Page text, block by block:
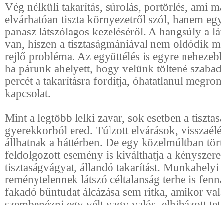
Vég nélküli takarítás, súrolás, portörlés, ami
elvárhatóan tiszta környezetről szól, hanem
panasz látszólagos kezeléséről. A hangsúly a
van, hiszen a tisztaságmániával nem oldódik
rejlő probléma. Az együttélés is egyre
ha párunk ahelyett, hogy velünk töltené
percét a takarításra fordítja, óhatatlanul
kapcsolat.
Mint a legtöbb lelki zavar, sok esetben a
gyerekkorból ered. Túlzott elvárások,
állhatnak a háttérben. De egy közelmúltban
feldolgozott esemény is kiválthatja a
tisztaságvágyat, állandó takarítást.
reménytelennek látszó céltalanság terhe is
fakadó bűntudat álcázása sem ritka, amikor